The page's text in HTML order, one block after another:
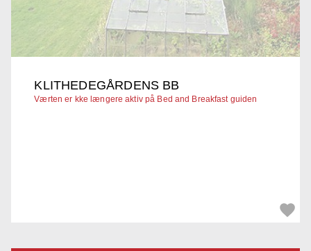
KLITHEDEGÅRDENS BB
Værten er kke længere aktiv på Bed and Breakfast guiden